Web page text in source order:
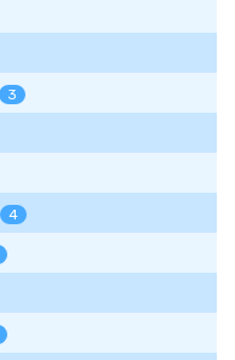
3
4